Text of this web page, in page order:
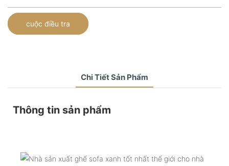
cuộc điều tra
Chi Tiết Sản Phẩm
Thông tin sản phẩm